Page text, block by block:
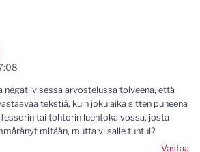
negatiivisessa arvostelussa toiveena, että
tekstiä, kuin joku aika sitten puheena
tai tohtorin luentokalvossa, josta
mitään, mutta viisalle tuntui?
Vastaa